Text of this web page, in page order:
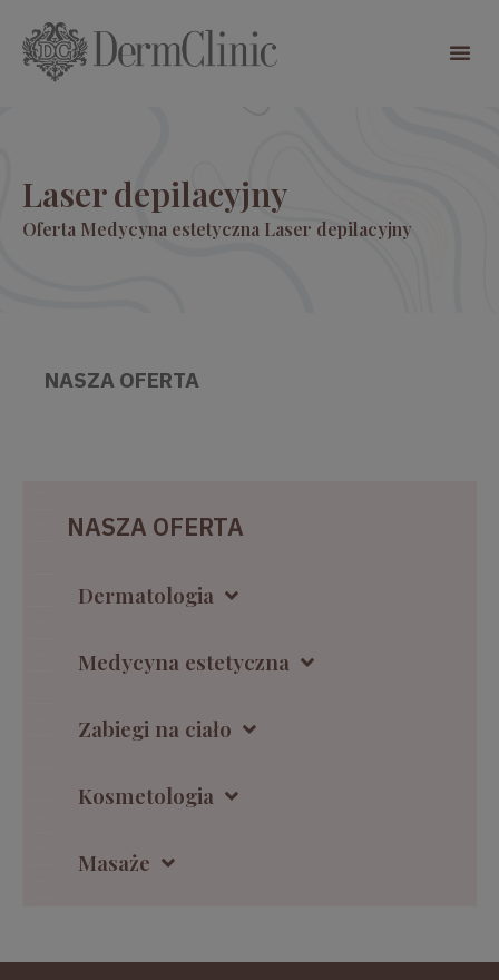
Laser depilacyjny
Oferta Medycyna estetyczna Laser depilacyjny
NASZA OFERTA
Dermatologia
Medycyna estetyczna
Zabiegi na ciało
Kosmetologia
Masaże
NASZA OFERTA